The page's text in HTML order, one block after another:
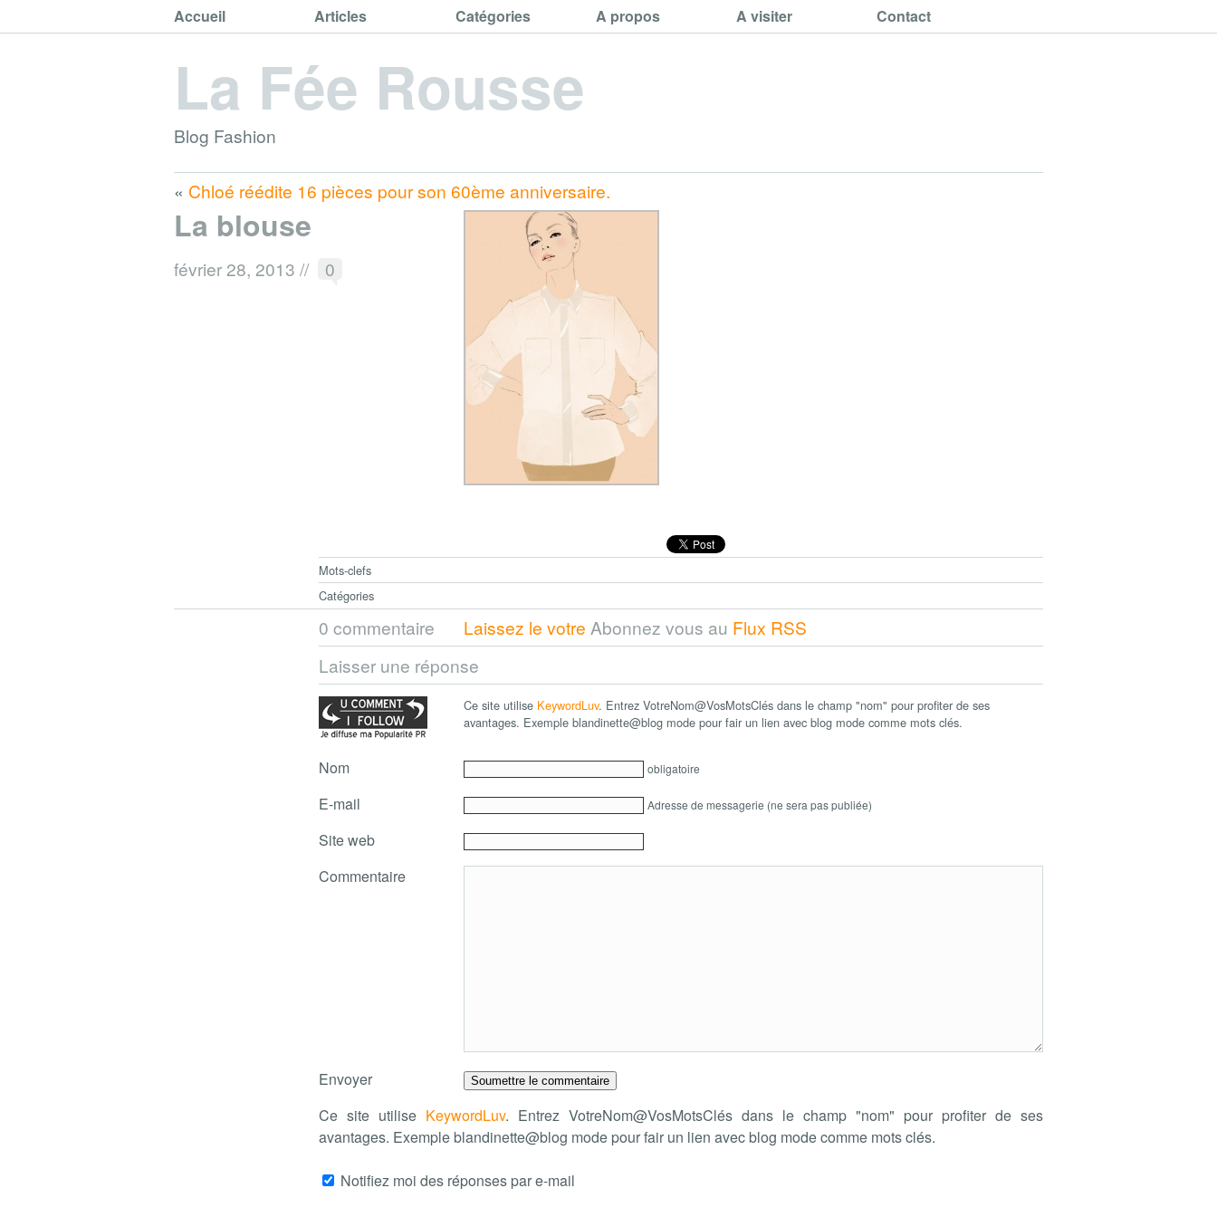
Accueil Articles Catégories A propos A visiter Contact
La Fée Rousse
Blog Fashion
« Chloé réédite 16 pièces pour son 60ème anniversaire.
La blouse
février 28, 2013 // 0
Mots-clefs
Catégories
0 commentaire Laissez le votre Abonnez vous au Flux RSS
Laisser une réponse
Ce site utilise KeywordLuv. Entrez VotreNom@VosMotsClés dans le champ "nom" pour profiter de ses
avantages. Exemple blandinette@blog mode pour fair un lien avec blog mode comme mots clés.
Nom obligatoire
E-mail Adresse de messagerie (ne sera pas publiée)
Site web
Commentaire
Envoyer
Ce site utilise KeywordLuv. Entrez VotreNom@VosMotsClés dans le champ "nom" pour profiter de ses
avantages. Exemple blandinette@blog mode pour fair un lien avec blog mode comme mots clés.
Notifiez moi des réponses par e-mail